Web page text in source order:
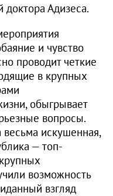
доктора Адизеса.
и чувство
проводит четкие
в крупных
обыгрывает
вопросы.
искушенная,
— топ-
возможность
взгляд